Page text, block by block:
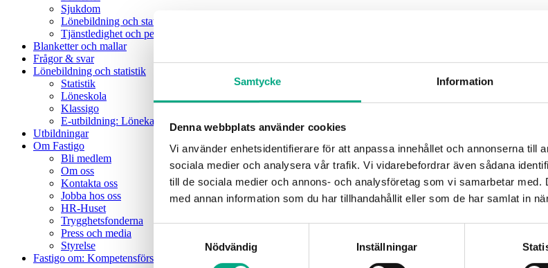
Samtycke Information
Denna webbplats använder cookies
Vi använder enhetsidentifierare för att anpassa innehållet och annonserna till
sociala medier och analysera vår trafik. Vi vidarebefordrar även sådana
till de sociala medier och annons- och analysföretag som vi samarbetar
med annan information som du har tillhandahållit eller som de har samlat in
Nödvändig
Inställningar
Sjukdom
Lönebildning och statistik
Tjänstledighet och permission
Blanketter och mallar
Frågor & svar
Lönebildning och statistik
Statistik
Löneskola
Klassigo
E-utbildning: Lönekartläggning
Utbildningar
Om Fastigo
Bli medlem
Om oss
Kontakta oss
Jobba hos oss
HR-Huset
Trygghetsfonderna
Press och media
Styrelse
Fastigo om: Kompetensförsörjning